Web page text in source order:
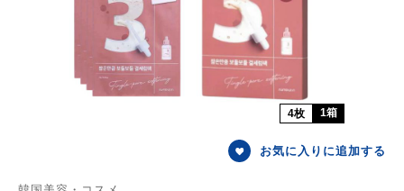
4枚 1箱
お気に入りに追加する